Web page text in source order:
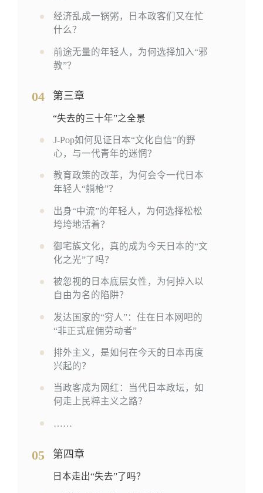
经济乱成一锅粥，日本政客们又在忙
什么？
前途无量的年轻人，为何选择加入“邪
教”？
04 第三章
“失去的三十年”之全景
J-Pop如何见证日本“文化自信”的野
心，与一代青年的迷惘？
教育政策的改革，为何会令一代日本
年轻人“躺枪”？
出身“中流”的年轻人，为何选择松松
垮垮地活着？
御宅族文化，真的成为今天日本的“文
化之光”了吗？
被忽视的日本底层女性，为何掉入以
自由为名的陷阱？
发达国家的“穷人”：住在日本网吧的
“非正式雇佣劳动者”
排外主义，是如何在今天的日本再度
兴起的？
当政客成为网红：当代日本政坛，如
何走上民粹主义之路？
……
05 第四章
日本走出“失去”了吗？